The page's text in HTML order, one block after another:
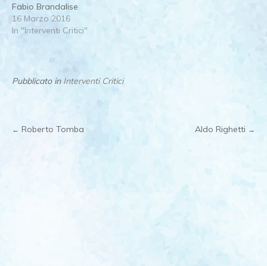
Fabio Brandalise
16 Marzo 2016
In "Interventi Critici"
Pubblicato in Interventi Critici
Post
← Roberto Tomba Aldo Righetti →